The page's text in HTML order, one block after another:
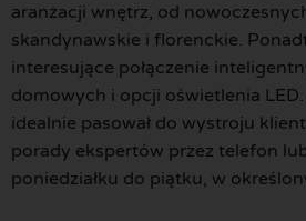
aranżacji wnętrz, od
skandynawskie i florenckie.
interesujące połączenie
domowych i opcji oświetlenia
idealnie pasował do wystroju
porady ekspertów przez telefon
poniedziałku do piątku, w